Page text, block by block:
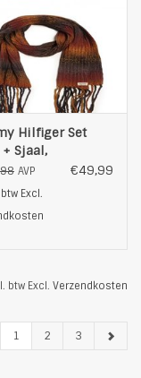
Hilfiger Set
Sjaal,
AVP €49,99
Excl.
btw Excl. Verzendkosten
1 2 3